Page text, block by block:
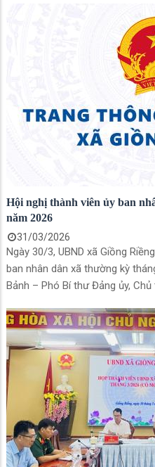
Hội nghị thành viên ủy ban
năm 2026
31/03/2026
Ngày 30/3, UBND xã Giồng
ban nhân dân xã thường kỳ
Bảnh – Phó Bí thư Đảng ủy,